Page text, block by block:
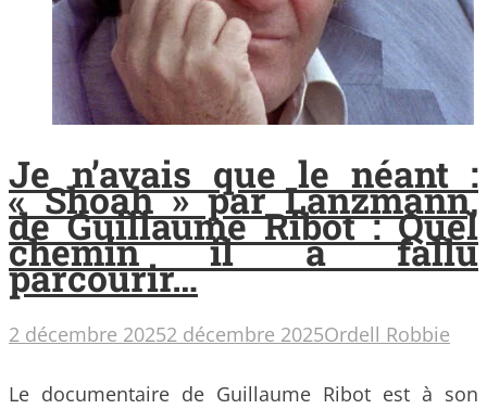
Je n’avais que le néant :
« Shoah » par Lanzmann,
de Guillaume Ribot : Quel
chemin il a fallu
parcourir…
2 décembre 20252 décembre 2025Ordell Robbie
Le documentaire de Guillaume Ribot est à son